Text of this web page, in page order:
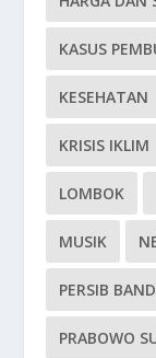
KASUS
KESEHATAN
KRISIS IKLIM
LOMBOK
MUSIK
PERSIB
PRABOWO